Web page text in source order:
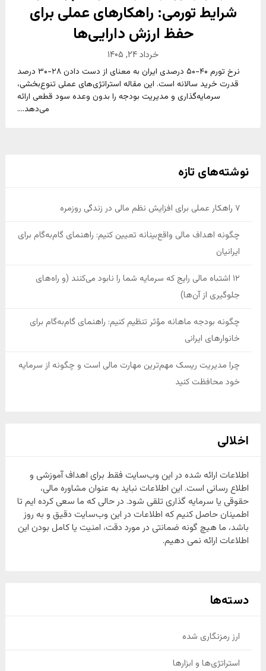
شرایط تورمی: راهکارهای عملی برای
حفظ ارزش دارایی‌ها
خرداد ۲۴, ۱۴۰۵
نرخ تورم ۴۰-۵۰ درصدی ایران به معنای از دست دادن ۲۸-۳۰ درصد
قدرت خرید سالانه است. این مقاله استراتژی‌های عملی تنوع‌بخشی،
سرمایه‌گذاری و مدیریت بودجه را بدون وعده سود قطعی ارائه
می‌دهد....
نوشته‌های تازه
۷ راهکار عملی برای افزایش نظم مالی در زندگی روزمره
چگونه اهداف مالی واقع‌بینانه تعیین کنیم: راهنمای گام‌به‌گام برای
ایرانیان
۱۲ اشتباه مالی رایج که سرمایه شما را نابود می‌کنند (و راه‌های
جلوگیری از آن‌ها)
چگونه بودجه ماهانه مؤثر تنظیم کنیم: راهنمای گام‌به‌گام برای
خانوارهای ایرانی
چرا مدیریت ریسک مهم‌ترین مهارت مالی است و چگونه از سرمایه
خود محافظت کنید
اخلالی
اطلاعات ارائه شده در این وب‌سایت فقط برای اهداف آموزشی و
اطلاع رسانی است. این اطلاعات نباید به عنوان مشاوره مالی،
حقوقی یا سرمایه گذاری تلقی شود. در حالی که ما سعی کرده ایم تا
اطمینان حاصل کنیم که اطلاعات در این وب‌سایت دقیق و به روز
باشد، ما هیچ گونه ضمانتی در مورد دقت، امنیت یا کامل بودن این
اطلاعات ارائه نمی دهیم.
دسته‌ها
ارز رمزنگاری شده
استراتژی‌ها و ابزارها